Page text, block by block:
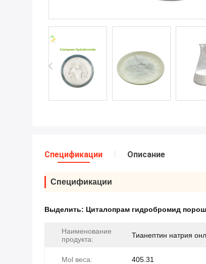
Спецификации Описание
Спецификации
Выделить: Циталопрам гидробромид
Наименование
продукта:
Тианептин натрия
Mol веса: 405.31